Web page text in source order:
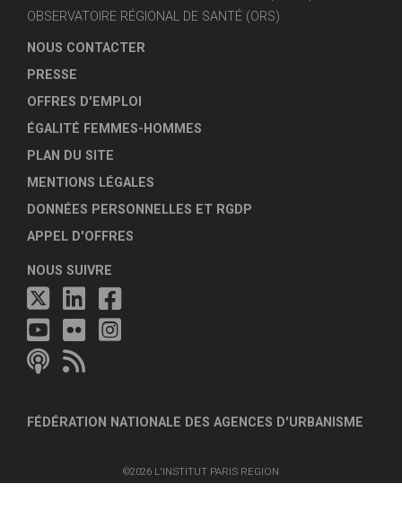
OBSERVATOIRE RÉGIONAL DE SANTÉ (ORS)
NOUS CONTACTER
PRESSE
OFFRES D'EMPLOI
ÉGALITÉ FEMMES-HOMMES
PLAN DU SITE
MENTIONS LÉGALES
DONNÉES PERSONNELLES ET RGDP
APPEL D'OFFRES
NOUS SUIVRE
FÉDÉRATION NATIONALE DES AGENCES D'URBANISME
©2026 L'INSTITUT PARIS REGION